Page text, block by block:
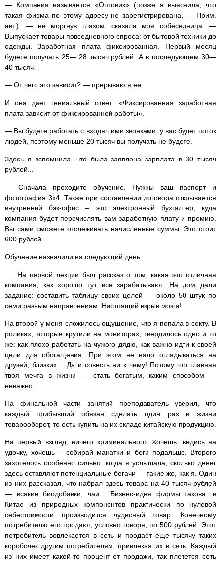
— Компания называется «Оптовик» (позже я выяснила, что
такая фирма по этому адресу не зарегистрирована, — Прим.
авт.), — не моргнув глазом, сказала моя собеседница. —
Выпускает товары повседневного спроса: от бытовой техники до
одежды. Заработная плата фиксированная. Первый месяц
будете получать 25— 28 тысяч рублей. А в последующем 30—
40 тысяч…
— От чего это зависит? — прерываю я ее.
И она дает гениальный ответ: «Фиксированная заработная
плата зависит от фиксированной работы».
— Вы будете работать с входящими звонками, у вас будет поток
людей, поэтому меньше 20 тысяч вы получать не будете.
Здесь я вспомнила, что была заявлена зарплата в 30 тысяч
рублей...
— Сначала проходите обучение. Нужны ваш паспорт и
фотография 3х4. Также при составлении договора открывается
внутренний бэк-офис – это электронный бухгалтер, куда
компания будет перечислять вам заработную плату и премию.
Вы сами сможете отслеживать начисленные суммы. Это стоит
600 рублей.
Обучение назначили на следующий день.
…. На первой лекции был рассказ о том, какая это отличная
компания, как хорошо тут все зарабатывают. На дом дали
задание: составить таблицу своих целей — около 50 штук по
семи разным направлениям. Настоящий взрыв мозга!
На второй у меня сложилось ощущение, что я попала в секту. В
роликах, которые крутили на мониторах, твердилось одно и то
же: как плохо работать на чужого дядю, как важно идти к своей
цели для обогащения. При этом не надо оглядываться на
друзей, близких… Да и совесть ни к чему! Потому что главная
твоя мечта в жизни — стать богатым, каким способом —
неважно.
На финальной части занятий преподаватель уверил, что
каждый прибывший обязан сделать один раз в жизни
товарооборот, то есть купить на их складе китайскую продукцию.
На первый взгляд, ничего криминального. Хочешь, ведись на
удочку, хочешь – собирай манатки и беги подальше. Второго
захотелось особенно сильно, когда я услышала, сколько денег
здесь оставляют потенциальные богачи — такие же, как я. Один
из них рассказал, что набрал здесь товара на 40 тысяч рублей
— всякие биодобавки, чаи… Бизнес-идея фирмы такова: в
Китае из природных компонентов практически по нулевой
себестоимости производится чудесный товар. Конечному
потребителю его продают, условно говоря, по 500 рублей. Этот
потребитель вовлекается в сеть и продает еще тысячу таких
коробочек другим потребителям, привлекая их в сеть. Каждый
из них имеет какой-то процент от продажи, так плетется сеть